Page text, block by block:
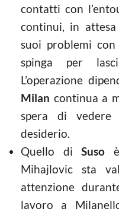
contatti con
continui, in
suoi problemi
spinga per
L’operazione
Milan continua a
spera di vedere
desiderio.
Quello diSuso
Mihajlovic sta
attenzione
lavoro a